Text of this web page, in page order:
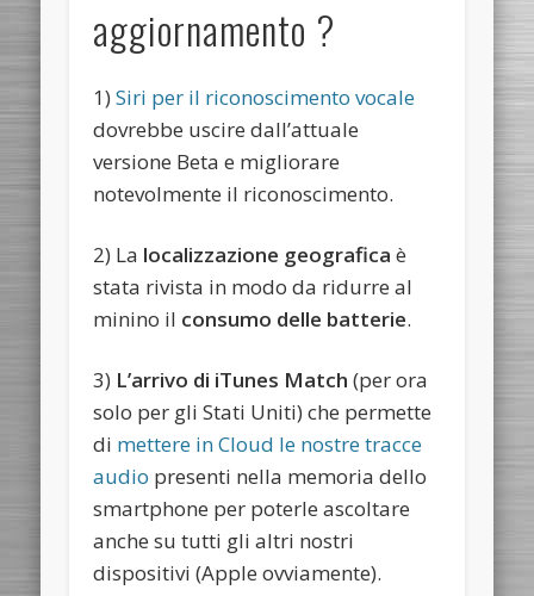
aggiornamento ?
1)Siri per il riconoscimento vocale
dovrebbe uscire dall’attuale
versione Beta e migliorare
notevolmente il riconoscimento.
2) La localizzazione geografica è
stata rivista in modo da ridurre al
minino il consumo delle batterie.
3) L’arrivo di iTunes Match (per ora
solo per gli Stati Uniti) che permette
di mettere in Cloud le nostre tracce
audio presenti nella memoria dello
smartphone per poterle ascoltare
anche su tutti gli altri nostri
dispositivi (Apple ovviamente).